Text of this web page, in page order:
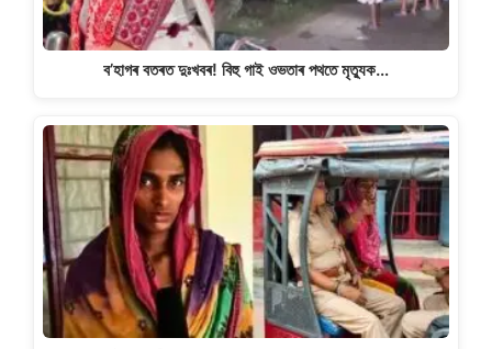
ব’হাগৰ বতৰত দুঃখবৰ! বিহু গাই ওভতাৰ পথতে মৃত্যুক…